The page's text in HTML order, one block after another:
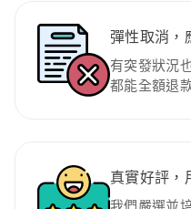
彈性取消，
有突發狀況
都能全額退
真實好評，